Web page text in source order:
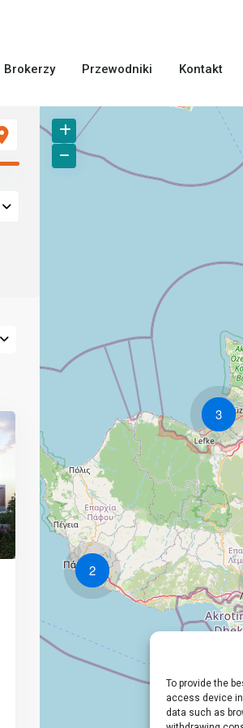
To provide the
access device
data such as
Brokerzy Przewodniki Kontakt
3
2